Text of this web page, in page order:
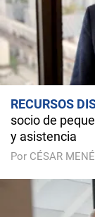
RECURSOS
socio de
y asistencia
Por CÉSAR